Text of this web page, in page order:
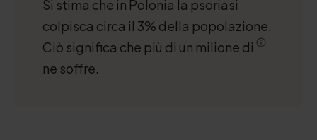
Si stima che in Polonia la psoriasi
colpisca circa il 3% della popolazione.
Ciò significa che più di un milione di
ne soffre.